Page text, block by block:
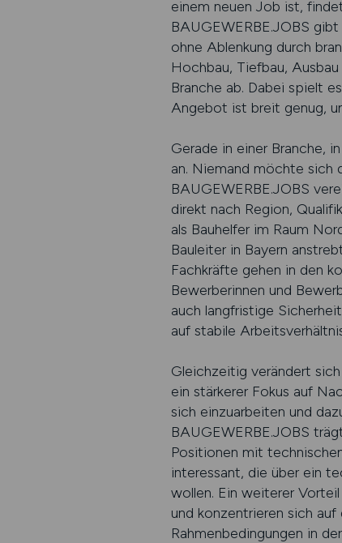
einem neuen Job ist,
BAUGEWERBE.JOBS
ohne Ablenkung durch
Hochbau, Tiefbau,
Branche ab. Dabei spielt
Angebot ist breit genug,
Gerade in einer Branche,
an. Niemand möchte sich
BAUGEWERBE.JOBS
direkt nach Region,
als Bauhelfer im Raum
Bauleiter in Bayern
Fachkräfte gehen in den
Bewerberinnen und
auch langfristige
auf stabile
Gleichzeitig verändert
ein stärkerer Fokus auf
sich einzuarbeiten und
BAUGEWERBE.JOBS
Positionen mit
interessant, die über ein
wollen. Ein weiterer
und konzentrieren sich
Rahmenbedingungen in